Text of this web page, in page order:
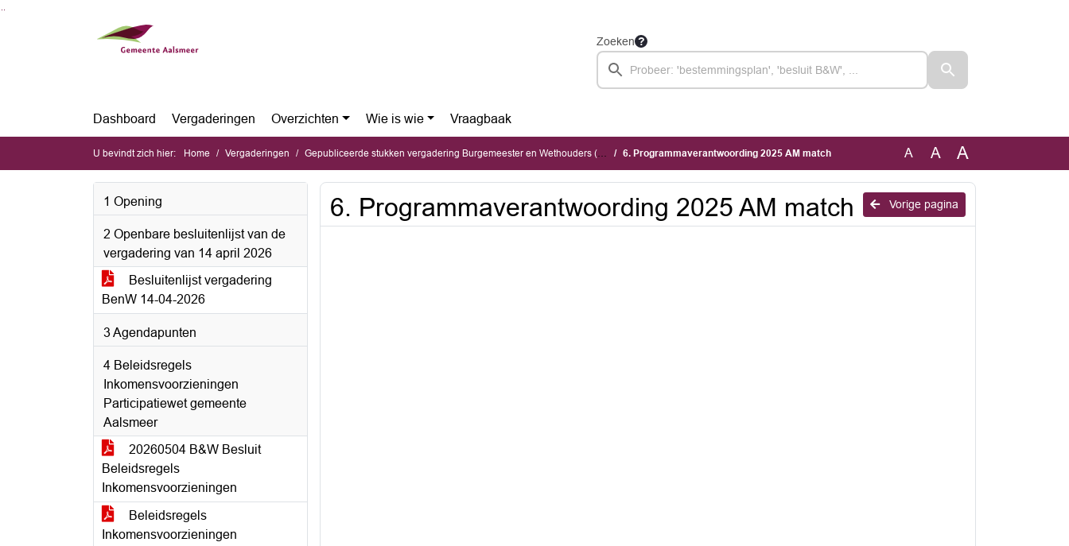
Zoeken
Dashboard Vergaderingen Overzichten Wie is wie Vraagbaak
U bevindt zich hier: Home Vergaderingen Gepubliceerde stukken vergadering Burgemeester en Wethouders (maandag 4 mei 2026) 6. Programmaverantwoording 2025 AM match A A A
1 Opening
2 Openbare besluitenlijst van de
vergadering van 14 april 2026
Besluitenlijst vergadering
BenW 14-04-2026
3 Agendapunten
4 Beleidsregels
Inkomensvoorzieningen
Participatiewet gemeente
Aalsmeer
20260504 B&W Besluit
Beleidsregels
Inkomensvoorzieningen
Beleidsregels
Inkomensvoorzieningen
Vorige pagina
6. Programmaverantwoording 2025 AM match